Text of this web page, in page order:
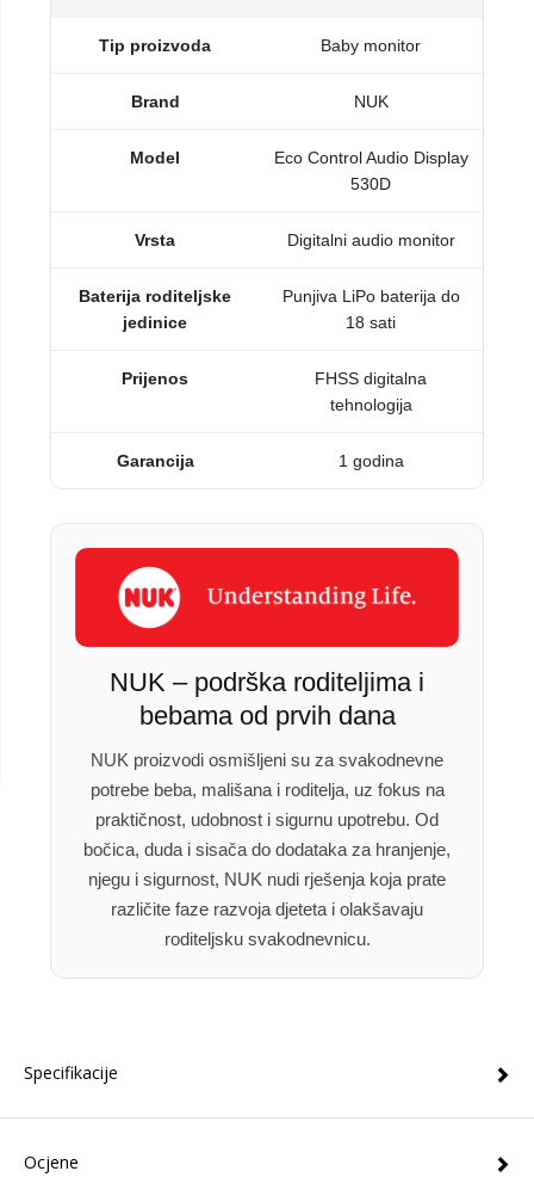
Tip proizvoda Baby monitor
Brand NUK
Model
Eco Control Audio Display
530D
Vrsta Digitalni audio monitor
Baterija roditeljske
jedinice
Punjiva LiPo baterija do
18 sati
Prijenos
FHSS digitalna
tehnologija
Garancija 1 godina
NUK – podrška roditeljima i
bebama od prvih dana
NUK proizvodi osmišljeni su za svakodnevne
potrebe beba, mališana i roditelja, uz fokus na
praktičnost, udobnost i sigurnu upotrebu. Od
bočica, duda i sisača do dodataka za hranjenje,
njegu i sigurnost, NUK nudi rješenja koja prate
različite faze razvoja djeteta i olakšavaju
roditeljsku svakodnevnicu.
Specifikacije
Ocjene